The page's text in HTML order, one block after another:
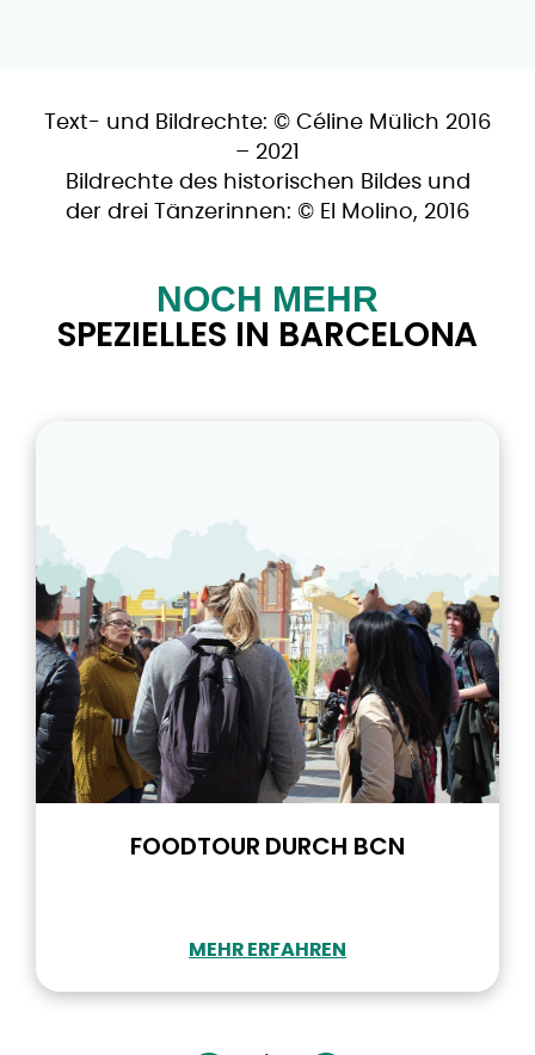
Text- und Bildrechte: © Céline Mülich 2016
– 2021
Bildrechte des historischen Bildes und
der drei Tänzerinnen: © El Molino, 2016
NOCH MEHR
SPEZIELLES IN BARCELONA
FOODTOUR DURCH BCN
MEHR ERFAHREN